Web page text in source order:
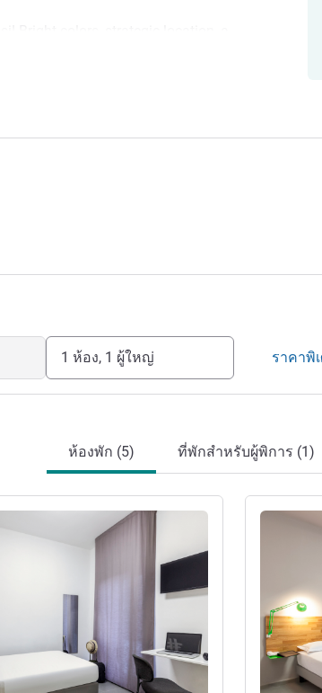
caring staff attentive to every need. We
Caragnano, General Manager
1 ห้อง, 1 ผู้ใหญ่ ราคาพิ
ห้องพัก (5) ที่พักสำหรับผู้พิการ (1)
ดูรายละเอีย